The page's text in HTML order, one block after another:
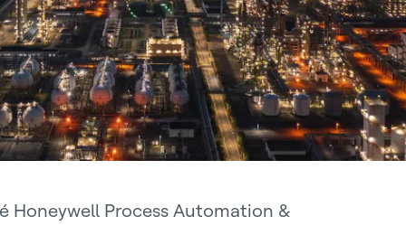
Honeywell Process Automation &